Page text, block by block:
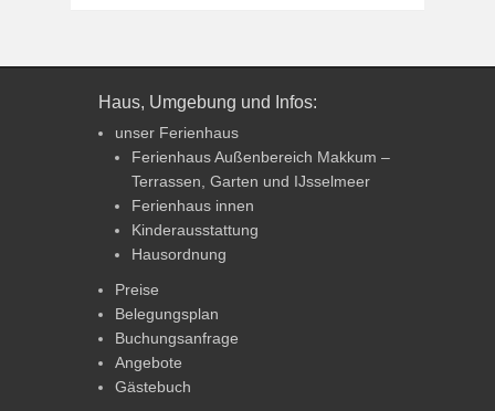
Haus, Umgebung und Infos:
unser Ferienhaus
Ferienhaus Außenbereich Makkum –
Terrassen, Garten und IJsselmeer
Ferienhaus innen
Kinderausstattung
Hausordnung
Preise
Belegungsplan
Buchungsanfrage
Angebote
Gästebuch